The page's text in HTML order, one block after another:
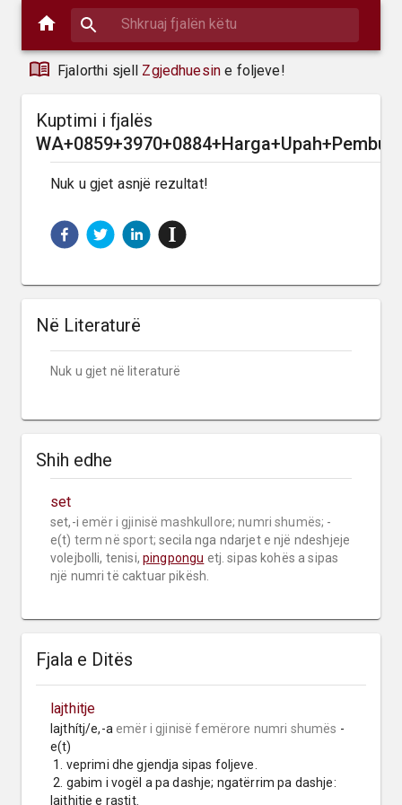
Fjalorthi sjell Zgjedhuesin e foljeve!
Kuptimi i fjalës
Nuk u gjet asnjë rezultat!
Në Literaturë
Nuk u gjet në literaturë
Shih edhe
set
set,-i emër i gjinisë mashkullore; numri shumës; -
e(t) term në sport; secila nga ndarjet e një ndeshjeje
volejbolli, tenisi, pingpongu etj. sipas kohës a sipas
një numri të caktuar pikësh.
Fjala e Ditës
lajthitje
lajthítj/e,-a emër i gjinisë femërore numri shumës -
e(t)
2. gabim i vogël a pa dashje; ngatërrim pa dashje:
lajthitje e rastit.